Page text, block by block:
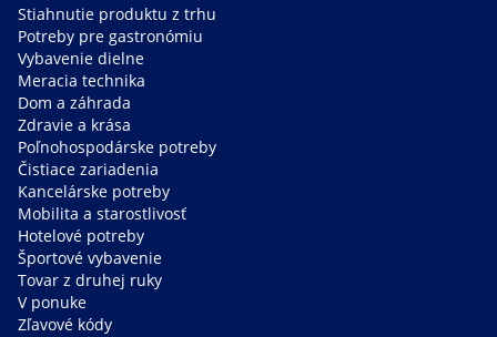
Stiahnutie produktu z trhu
Potreby pre gastronómiu
Vybavenie dielne
Meracia technika
Dom a záhrada
Zdravie a krása
Poľnohospodárske potreby
Čistiace zariadenia
Kancelárske potreby
Mobilita a starostlivosť
Hotelové potreby
Športové vybavenie
Tovar z druhej ruky
V ponuke
Zľavové kódy